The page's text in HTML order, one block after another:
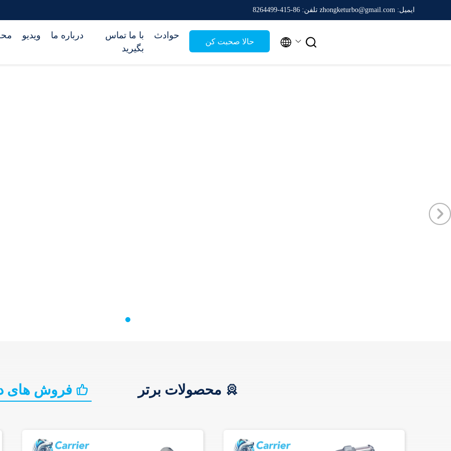
ایمیل: zhongketurbo@gmail.com تلفن: 86-415-8264499
ویدیو درباره ما
با ما تماس
بگیرید
حوادث
حالا صحبت کن  

فروش های محصولات برتر